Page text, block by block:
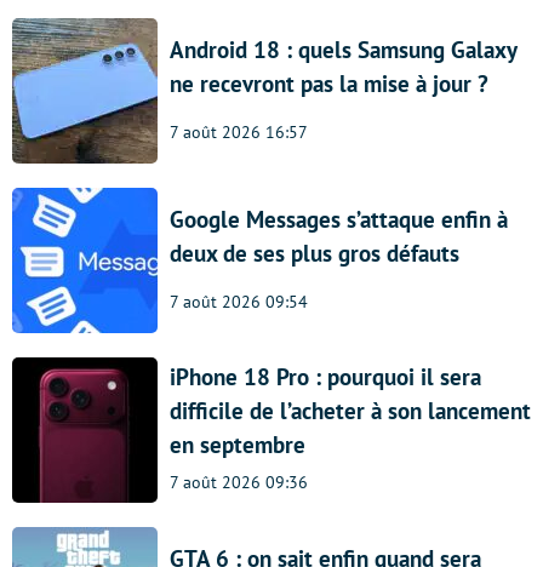
Android 18 : quels Samsung Galaxy
ne recevront pas la mise à jour ?
7 août 2026 16:57
Google Messages s’attaque enfin à
deux de ses plus gros défauts
7 août 2026 09:54
iPhone 18 Pro : pourquoi il sera
difficile de l’acheter à son lancement
en septembre
7 août 2026 09:36
GTA 6 : on sait enfin quand sera